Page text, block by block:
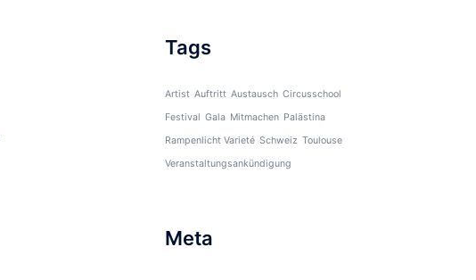
Tags
Artist Auftritt Austausch Circusschool
Festival Gala Mitmachen Palästina
Rampenlicht Varieté Schweiz Toulouse
Veranstaltungsankündigung
Meta